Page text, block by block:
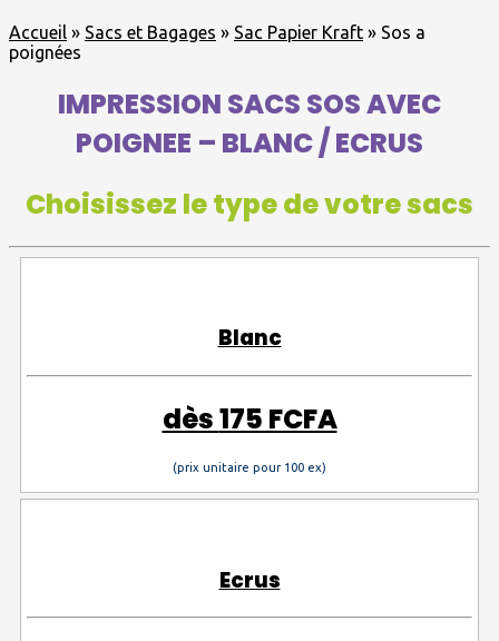
Accueil » Sacs et Bagages » Sac Papier Kraft » Sos a
poignées
IMPRESSION SACS SOS AVEC
POIGNEE – BLANC / ECRUS
Choisissez le type de votre sacs
Blanc
dès175 FCFA
(prix unitaire pour 100 ex)
Ecrus